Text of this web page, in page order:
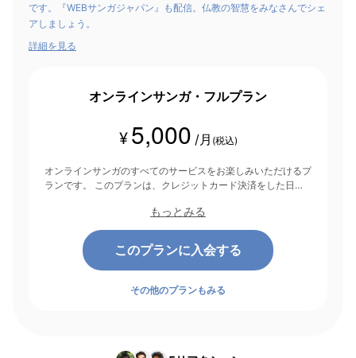
です。『WEBサンガジャパン』も配信。仏教の智慧をみなさんでシェ
アしましょう。
詳細を見る
オンラインサンガ・フルプラン
¥ 5,000 /月 (税込)
オンラインサンガのすべてのサービスをお楽しみいただけるプ
ランです。 このプランは、クレジットカード決済をした日を
もっとみる
このプランに入会する
その他のプランもみる